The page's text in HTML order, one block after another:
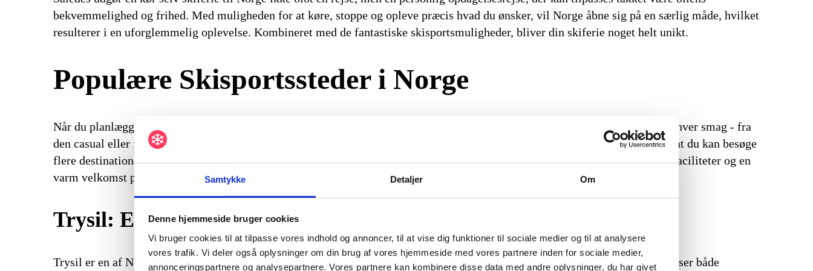
Samtykke Detaljer Om
Denne hjemmeside bruger cookies
Vi bruger cookies til at tilpasse vores indhold og annoncer, til at vise dig funktioner til sociale medier og til at analysere
vores trafik. Vi deler også oplysninger om din brug af vores hjemmeside med vores partnere inden for sociale medier,
annonceringspartnere og analysepartnere. Vores partnere kan kombinere disse data med andre oplysninger, du har givet
bekvemmelighed og frihed. Med muligheden for at køre, stoppe og opleve præcis hvad du ønsker, vil Norge åbne sig på en særlig måde, hvilket
resulterer i en uforglemmelig oplevelse. Kombineret med de fantastiske skisportsmuligheder, bliver din skiferie noget helt unikt.
Populære Skisportssteder i Norge
Når du planlægger en kør selv skiferie i Norge, vil du blive mødt med en bred vifte af skisportssteder, der tilbyder noget for enhver smag - fra
den casual eller første gangs skiløber, til den ivrige, erfarne skiløber. Den fleksibilitet, som en kør selv skiferie giver, betyder, at du kan besøge
flere destinationer på én tur, mens du nyder det bedste af, hvad hver lokalitet har at byde på. Forvent kvalitetsløjper, moderne faciliteter og en
varm velkomst på hvert skisportssted.
Trysil: En Familievenlig Oplevelse
Trysil er en af Norges mest populære skisportsdestinationer, og med god grund. Med et omfattende udvalg af pister, der tilgodeser både